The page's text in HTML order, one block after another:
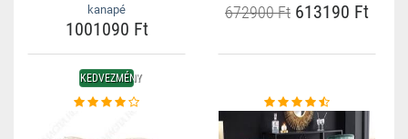
kanapé
1001090 Ft
672900 Ft 613190 Ft
KEDVEZMÉNY